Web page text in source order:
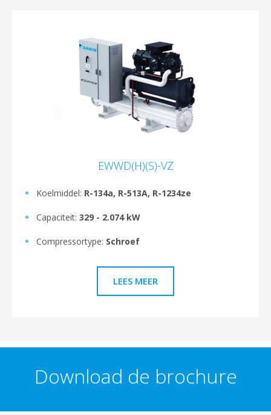
EWWD(H)(S)-VZ
Koelmiddel: R-134a, R-513A, R-1234ze
Capaciteit: 329 - 2.074 kW
Compressortype: Schroef
LEES MEER
Download de brochure